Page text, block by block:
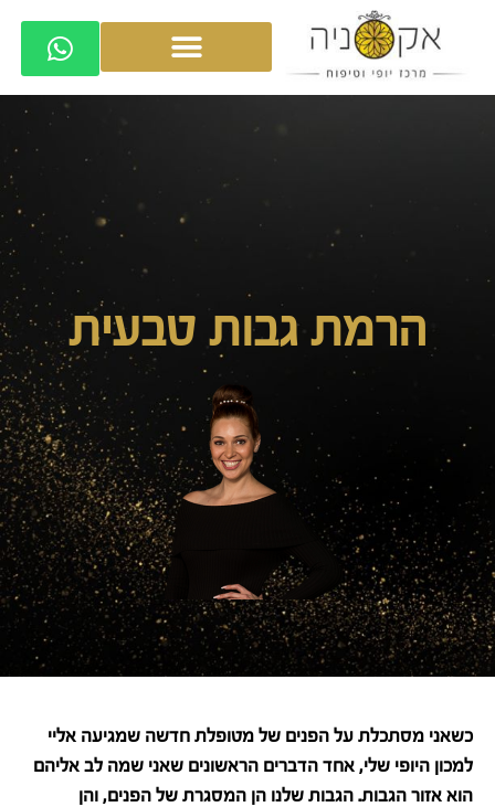
הרמת גבות טבעית
כשאני מסתכלת על הפנים של מטופלת חדשה שמגיעה אליי
למכון היופי שלי, אחד הדברים הראשונים שאני שמה לב אליהם
הוא אזור הגבות. הגבות שלנו הן המסגרת של הפנים, והן